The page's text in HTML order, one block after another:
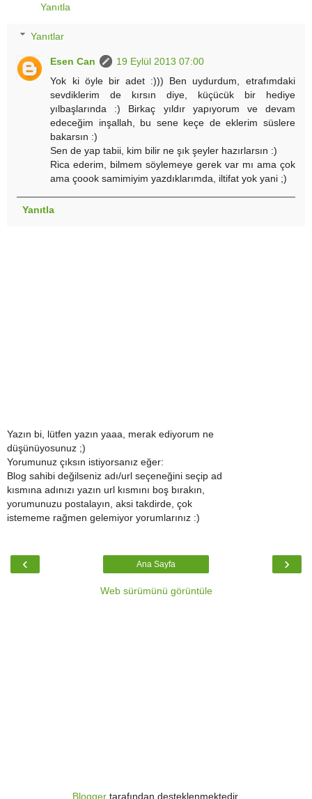
Yanıtla
Yanıtlar
Esen Can
19 Eylül 2013 07:00
Yok ki öyle bir adet :))) Ben uydurdum, etrafımdaki
sevdiklerim de kırsın diye, küçücük bir hediye
yılbaşlarında :) Birkaç yıldır yapıyorum ve devam
edeceğim inşallah, bu sene keçe de eklerim süslere
bakarsın :)
Sen de yap tabii, kim bilir ne şık şeyler hazırlarsın :)
Rica ederim, bilmem söylemeye gerek var mı ama çok
ama çoook samimiyim yazdıklarımda, iltifat yok yani ;)
Yanıtla
Yazın bi, lütfen yazın yaaa, merak ediyorum ne
düşünüyosunuz ;)
Yorumunuz çıksın istiyorsanız eğer:
Blog sahibi değilseniz adı/url seçeneğini seçip ad
kısmına adınızı yazın url kısmını boş bırakın,
yorumunuzu postalayın, aksi takdirde, çok
istememe rağmen gelemiyor yorumlarınız :)
‹ ›
Ana Sayfa
Web sürümünü görüntüle
Bloggertarafından desteklenmektedir.